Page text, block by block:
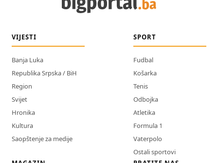
VIJESTI
Banja Luka
Republika Srpska / BiH
Region
Svijet
Hronika
Kultura
Saopštenje za medije
SPORT
Fudbal
Košarka
Tenis
Odbojka
Atletika
Formula 1
Vaterpolo
Ostali sportovi